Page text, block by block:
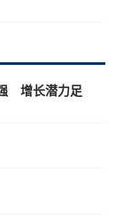
增长潜力足